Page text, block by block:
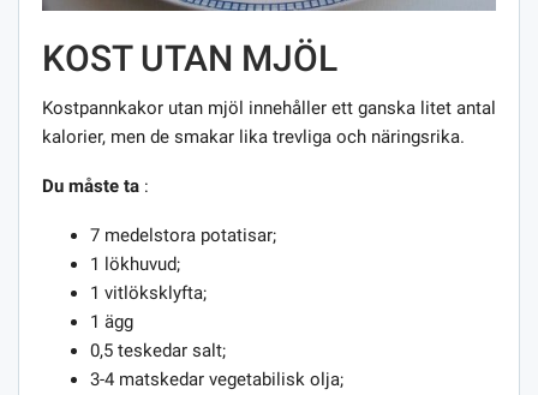
KOST UTAN MJÖL
Kostpannkakor utan mjöl innehåller ett ganska litet antal
kalorier, men de smakar lika trevliga och näringsrika.
Du måste ta :
7 medelstora potatisar;
1 lökhuvud;
1 vitlöksklyfta;
1 ägg
0,5 teskedar salt;
3-4 matskedar vegetabilisk olja;